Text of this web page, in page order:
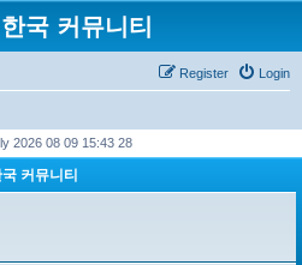
국 커뮤니티
Login
Register
2026 08 09 15:43 28
국 커뮤니티